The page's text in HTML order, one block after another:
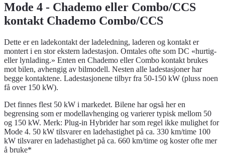
Mode 4 - Chademo eller Combo/CCS
kontakt Chademo Combo/CCS
Dette er en ladekontakt der ladeledning, laderen og kontakt er
montert i en stor ekstern ladestasjon. Omtales ofte som DC «hurtig-
eller lynlading.» Enten en Chademo eller Combo kontakt brukes
mot bilen, avhengig av bilmodell. Nesten alle ladestasjoner har
begge kontaktene. Ladestasjonene tilbyr fra 50-150 kW (pluss noen
få over 150 kW).
Det finnes flest 50 kW i markedet. Bilene har også her en
begrensing som er modellavhenging og varierer typisk mellom 50
og 150 kW. Merk: Plug-in Hybrider har som regel ikke mulighet for
Mode 4. 50 kW tilsvarer en ladehastighet på ca. 330 km/time 100
kW tilsvarer en ladehastighet på ca. 660 km/time og koster ofte mer
å bruke*